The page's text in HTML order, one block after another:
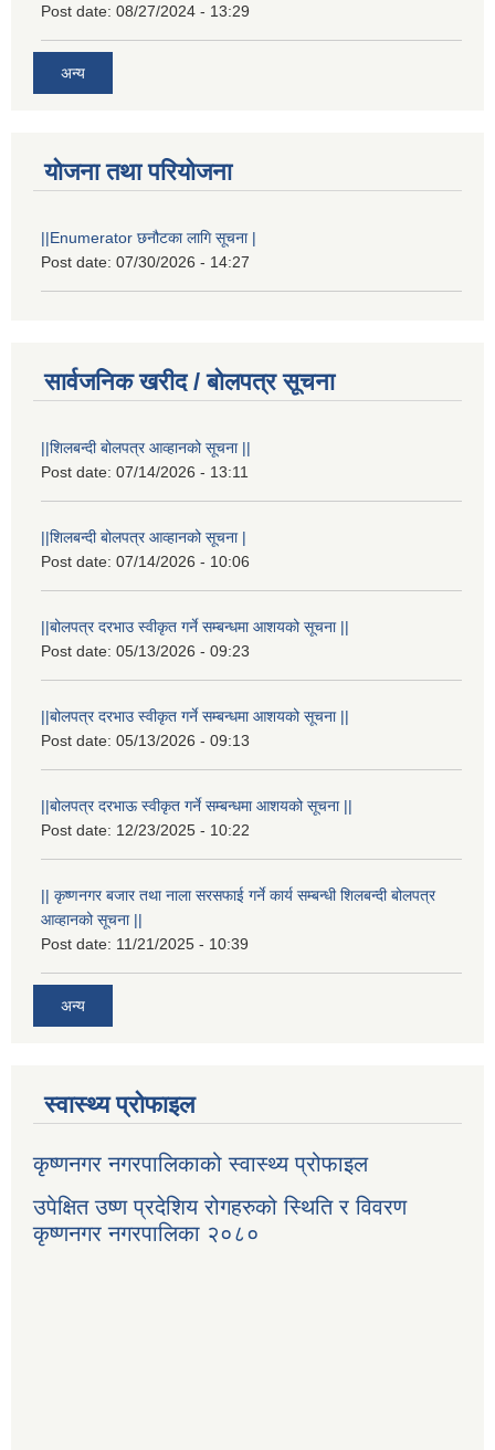
Post date: 08/27/2024 - 13:29
अन्य
योजना तथा परियोजना
||Enumerator छनौटका लागि सूचना |
Post date: 07/30/2026 - 14:27
सार्वजनिक खरीद / बोलपत्र सूचना
||शिलबन्दी बोलपत्र आव्हानको सूचना ||
Post date: 07/14/2026 - 13:11
||शिलबन्दी बोलपत्र आव्हानको सूचना |
Post date: 07/14/2026 - 10:06
||बोलपत्र दरभाउ स्वीकृत गर्ने सम्बन्धमा आशयको सूचना ||
Post date: 05/13/2026 - 09:23
||बोलपत्र दरभाउ स्वीकृत गर्ने सम्बन्धमा आशयको सूचना ||
Post date: 05/13/2026 - 09:13
||बोलपत्र दरभाऊ स्वीकृत गर्ने सम्बन्धमा आशयको सूचना ||
Post date: 12/23/2025 - 10:22
|| कृष्णनगर बजार तथा नाला सरसफाई गर्ने कार्य सम्बन्धी शिलबन्दी बोलपत्र
आव्हानको सूचना ||
Post date: 11/21/2025 - 10:39
अन्य
स्वास्थ्य प्रोफाइल
कृष्णनगर नगरपालिकाको स्वास्थ्य प्रोफाइल
उपेक्षित उष्ण प्रदेशिय रोगहरुको स्थिति र विवरण
कृष्णनगर नगरपालिका २०८०